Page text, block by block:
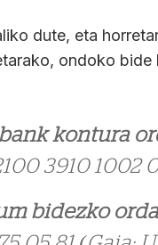
dute, eta
ondoko
kontura
3910 1002
bidezko